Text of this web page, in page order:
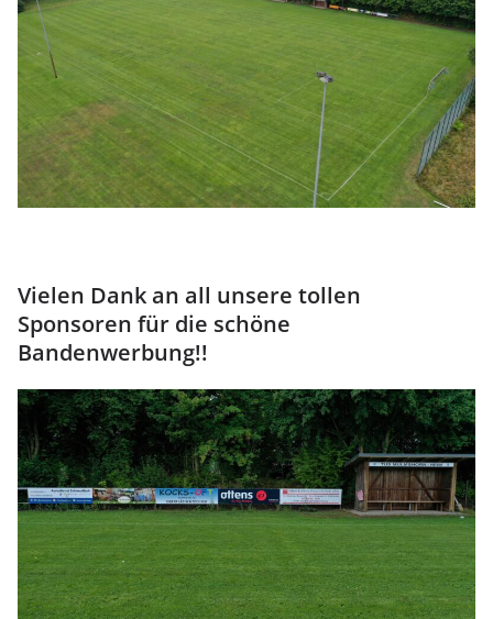
Vielen Dank an all unsere tollen
Sponsoren für die schöne
Bandenwerbung!!